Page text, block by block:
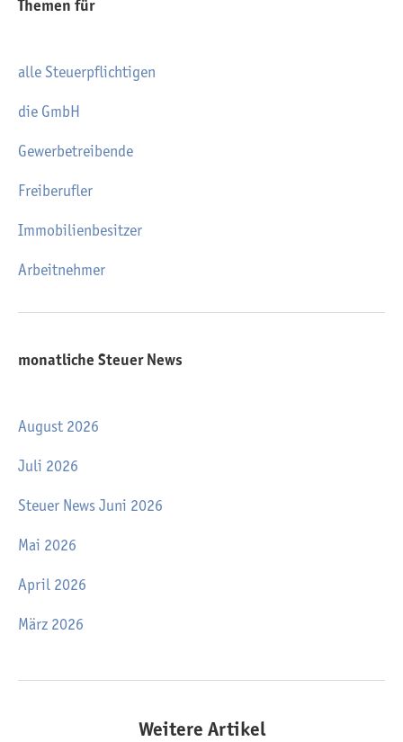
Themen für
alle Steuerpflichtigen
die GmbH
Gewerbetreibende
Freiberufler
Immobilienbesitzer
Arbeitnehmer
monatliche Steuer News
August 2026
Juli 2026
Steuer News Juni 2026
Mai 2026
April 2026
März 2026
Weitere Artikel